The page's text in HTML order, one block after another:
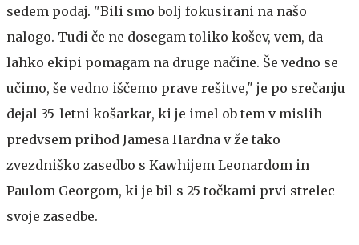
sedem podaj. "Bili smo bolj fokusirani na našo
nalogo. Tudi če ne dosegam toliko košev, vem, da
lahko ekipi pomagam na druge načine. Še vedno se
učimo, še vedno iščemo prave rešitve," je po srečanju
dejal 35-letni košarkar, ki je imel ob tem v mislih
predvsem prihod Jamesa Hardna v že tako
zvezdniško zasedbo s Kawhijem Leonardom in
Paulom Georgom, ki je bil s 25 točkami prvi strelec
svoje zasedbe.